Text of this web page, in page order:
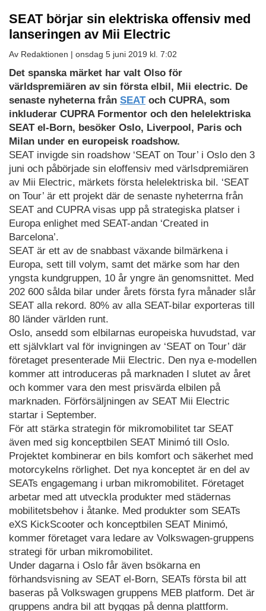
SEAT börjar sin elektriska offensiv med
lanseringen av Mii Electric
Av Redaktionen | onsdag 5 juni 2019 kl. 7:02
Det spanska märket har valt Olso för
världspremiären av sin första elbil, Mii electric. De
senaste nyheterna från SEAToch CUPRA, som
inkluderar CUPRA Formentor och den helelektriska
SEAT el-Born, besöker Oslo, Liverpool, Paris och
Milan under en europeisk roadshow.
SEAT invigde sin roadshow ‘SEAT on Tour’ i Oslo den 3
juni och påbörjade sin eloffensiv med värlsdpremiären
av Mii Electric, märkets första helelektriska bil. ‘SEAT
on Tour’ är ett projekt där de senaste nyheterrna från
SEAT and CUPRA visas upp på strategiska platser i
Europa enlighet med SEAT-andan ‘Created in
Barcelona’.
SEAT är ett av de snabbast växande bilmärkena i
Europa, sett till volym, samt det märke som har den
yngsta kundgruppen, 10 år yngre än genomsnittet. Med
202 600 sålda bilar under årets första fyra månader slår
SEAT alla rekord. 80% av alla SEAT-bilar exporteras till
80 länder världen runt.
Oslo, ansedd som elbilarnas europeiska huvudstad, var
ett självklart val för invigningen av ‘SEAT on Tour’ där
företaget presenterade Mii Electric. Den nya e-modellen
kommer att introduceras på marknaden I slutet av året
och kommer vara den mest prisvärda elbilen på
marknaden. Förförsäljningen av SEAT Mii Electric
startar i September.
För att stärka strategin för mikromobilitet tar SEAT
även med sig konceptbilen SEAT Minimó till Oslo.
Projektet kombinerar en bils komfort och säkerhet med
motorcykelns rörlighet. Det nya konceptet är en del av
SEATs engagemang i urban mikromobilitet. Företaget
arbetar med att utveckla produkter med städernas
mobilitetsbehov i åtanke. Med produkter som SEATs
eXS KickScooter och konceptbilen SEAT Minimó,
kommer företaget vara ledare av Volkswagen-gruppens
strategi för urban mikromobilitet.
Under dagarna i Oslo får även bsökarna en
förhandsvisning av SEAT el-Born, SEATs första bil att
baseras på Volkswagen gruppens MEB platform. Det är
gruppens andra bil att byggas på denna plattform.